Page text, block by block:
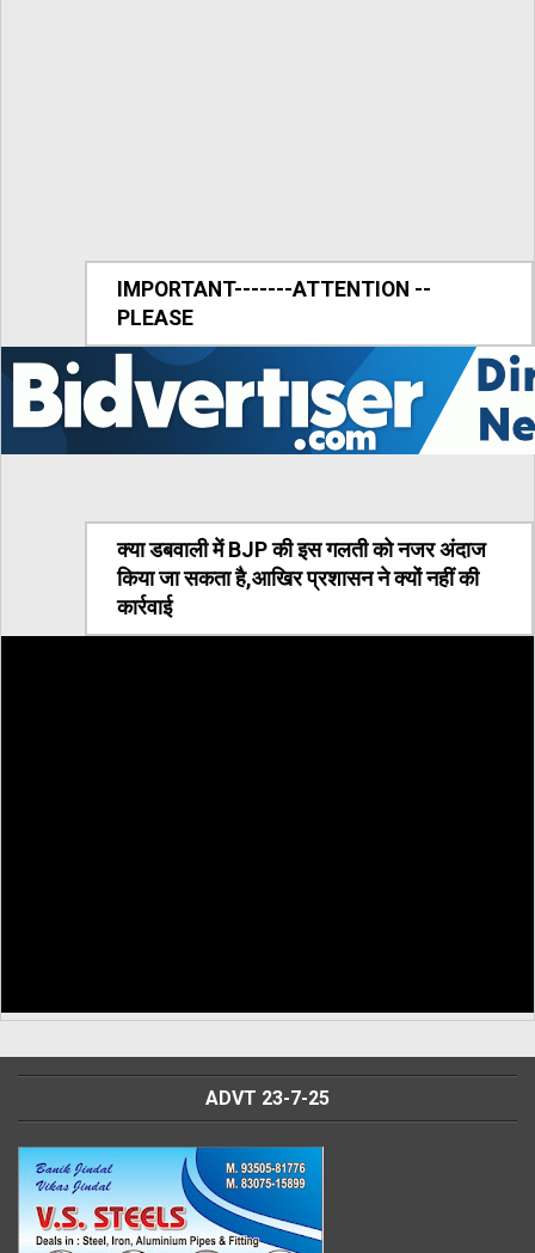
IMPORTANT-------ATTENTION --
PLEASE
क्या डबवाली में BJP की इस गलती को नजर अंदाज
किया जा सकता है,आखिर प्रशासन ने क्यों नहीं की
कार्रवाई
ADVT 23-7-25